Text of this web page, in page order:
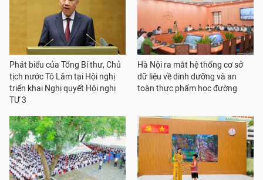
Phát biểu của Tổng Bí thư, Chủ
tịch nước Tô Lâm tại Hội nghị
triển khai Nghị quyết Hội nghị
TƯ 3
Hà Nội ra mắt hệ thống cơ sở
dữ liệu về dinh dưỡng và an
toàn thực phẩm học đường